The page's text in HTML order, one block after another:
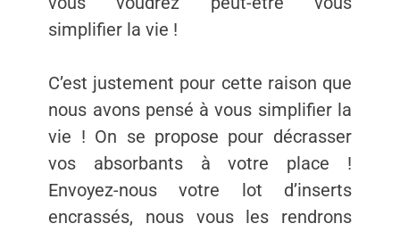
simplifier la vie !
C’est justement pour cette raison que
nous avons pensé à vous simplifier la
vie ! On se propose pour décrasser
vos absorbants à votre place !
Envoyez-nous votre lot d’inserts
encrassés, nous vous les rendrons